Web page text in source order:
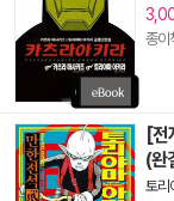
종이
[전
(완
토리